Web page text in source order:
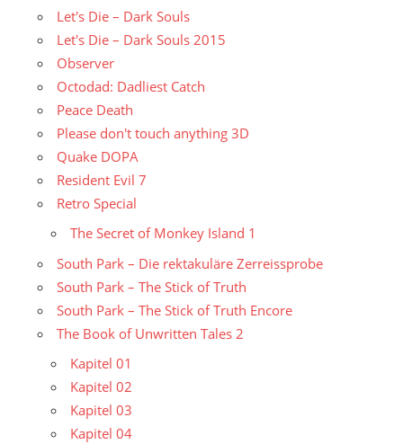
Let's Die – Dark Souls
Let's Die – Dark Souls 2015
Observer
Octodad: Dadliest Catch
Peace Death
Please don't touch anything 3D
Quake DOPA
Resident Evil 7
Retro Special
The Secret of Monkey Island 1
South Park – Die rektakuläre Zerreissprobe
South Park – The Stick of Truth
South Park – The Stick of Truth Encore
The Book of Unwritten Tales 2
Kapitel 01
Kapitel 02
Kapitel 03
Kapitel 04